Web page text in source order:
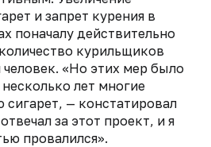
и запрет курения в
поначалу действительно
курильщиков
человек. «Но этих мер было
лет многие
сигарет, — констатировал
за этот проект, и я
провалился».